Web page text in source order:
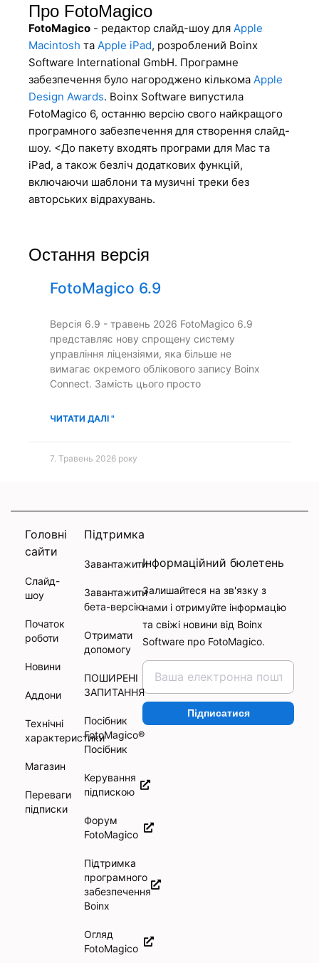
Про FotoMagico
FotoMagico - редактор слайд-шоу для Apple
Macintosh та Apple iPad, розроблений Boinx
Software International GmbH. Програмне
забезпечення було нагороджено кількома Apple
Design Awards. Boinx Software випустила
FotoMagico 6, останню версію свого найкращого
програмного забезпечення для створення слайд-
шоу. <До пакету входять програми для Mac та
iPad, а також безліч додаткових функцій,
включаючи шаблони та музичні треки без
авторських відрахувань.
Остання версія
FotoMagico 6.9
Версія 6.9 - травень 2026 FotoMagico 6.9
представляє нову спрощену систему
управління ліцензіями, яка більше не
вимагає окремого облікового запису Boinx
Connect. Замість цього просто
ЧИТАТИ ДАЛІ "
7. Травень 2026 року
Головні
сайти
Слайд-
шоу
Початок
роботи
Новини
Аддони
Технічні
характеристики
Магазин
Переваги
підписки
Підтримка
Завантажити
Завантажити
бета-версію
Отримати
допомогу
ПОШИРЕНІ
ЗАПИТАННЯ
Посібник
FotoMagico®
Посібник
Керування
підпискою
Форум
FotoMagico
Підтримка
програмного
забезпечення
Boinx
Огляд
FotoMagico
Інформаційний бюлетень
Залишайтеся на зв'язку з
нами і отримуйте інформацію
та свіжі новини від Boinx
Software про FotoMagico.
Підписатися